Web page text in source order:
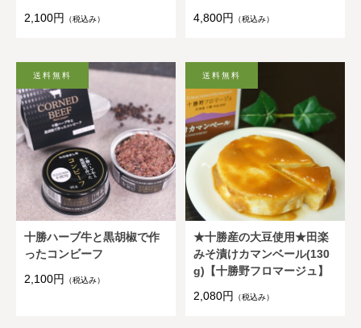
2,100円 （税込み）
4,800円
（税込み）
十勝ハーブ牛と黒胡椒で作
ったコンビーフ
2,100円
（税込み）
★十勝産の大豆使用★田楽
みそ漬けカマンベール(130
g)【十勝野フロマージュ】
2,080円
（税込み）